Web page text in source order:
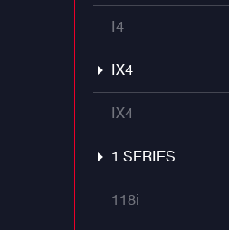
I4
IX4
IX4
1 SERIES
118i